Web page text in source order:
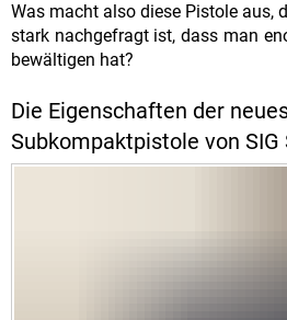
Was macht also diese Pistole aus,
stark nachgefragt ist, dass man
bewältigen hat?
Die Eigenschaften der
Subkompaktpistole von SIG